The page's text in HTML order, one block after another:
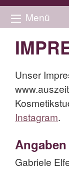
Menü
Unser
Instagram.
Gabriele